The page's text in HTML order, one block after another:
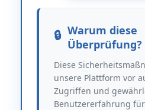
Warum diese
Überprüfung?
Diese
unsere Plattform vor
Zugriffen und
Benutzererfahrung